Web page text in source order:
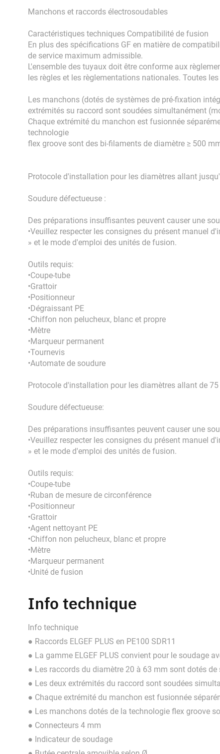
Manchons et raccords électrosoudables
Caractéristiques techniques Compatibilité de fusion
En plus des spécifications GF en matière de
de service maximum admissible.
L'ensemble des tuyaux doit être conforme aux
les règles et les règlementations nationales. Toutes
Les manchons (dotés de systèmes de pré-fixation
extrémités su raccord sont soudées simultanément
Chaque extrémité du manchon est fusionnée
technologie
flex groove sont des bi-filaments de diamètre ≥ 500
Protocole d'installation pour les diamètres allant
Soudure défectueuse :
Des préparations insuffisantes peuvent causer une
•Veuillez respecter les consignes du présent manuel
» et le mode d'emploi des unités de fusion.
Outils requis:
•Coupe-tube
•Grattoir
•Positionneur
•Dégraissant PE
•Chiffon non pelucheux, blanc et propre
•Mètre
•Marqueur permanent
•Tournevis
•Automate de soudure
Protocole d'installation pour les diamètres allant de
Soudure défectueuse:
Des préparations insuffisantes peuvent causer une
•Veuillez respecter les consignes du présent manuel
» et le mode d'emploi des unités de fusion.
Outils requis:
•Coupe-tube
•Ruban de mesure de circonférence
•Positionneur
•Grattoir
•Agent nettoyant PE
•Chiffon non pelucheux, blanc et propre
•Mètre
•Marqueur permanent
•Unité de fusion
Info technique
Info technique
● Raccords ELGEF PLUS en PE100 SDR11
● La gamme ELGEF PLUS convient pour le soudage
● Les raccords du diamètre 20 à 63 mm sont dotés
● Les deux extrémités du raccord sont soudées
● Chaque extrémité du manchon est fusionnée
● Les manchons dotés de la technologie flex groove
● Connecteurs 4 mm
● Indicateur de soudage